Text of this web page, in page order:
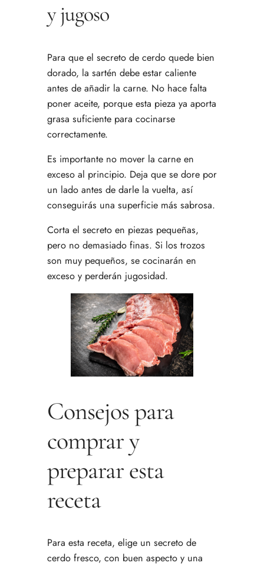
y jugoso
Para que el secreto de cerdo quede bien
dorado, la sartén debe estar caliente
antes de añadir la carne. No hace falta
poner aceite, porque esta pieza ya aporta
grasa suficiente para cocinarse
correctamente.
Es importante no mover la carne en
exceso al principio. Deja que se dore por
un lado antes de darle la vuelta, así
conseguirás una superficie más sabrosa.
Corta el secreto en piezas pequeñas,
pero no demasiado finas. Si los trozos
son muy pequeños, se cocinarán en
exceso y perderán jugosidad.
Consejos para
comprar y
preparar esta
receta
Para esta receta, elige un secreto de
cerdo fresco, con buen aspecto y una